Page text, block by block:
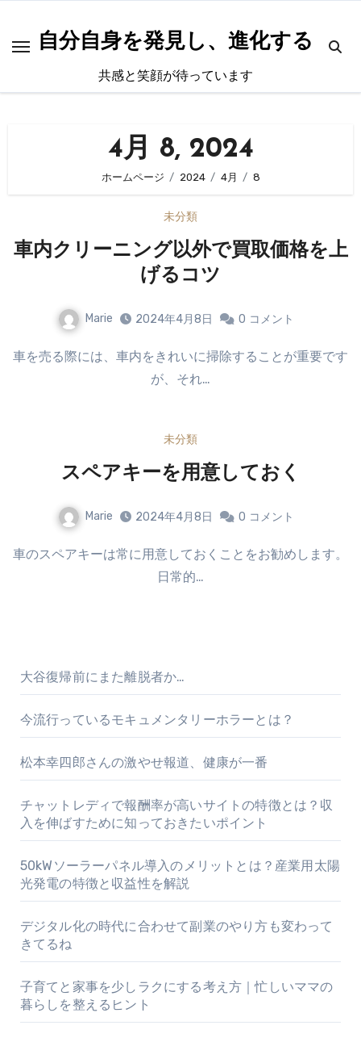
自分自身を発見し、進化する
共感と笑顔が待っています
4月 8, 2024
ホームページ 2024 4月 8
未分類
車内クリーニング以外で買取価格を上
げるコツ
Marie 2024年4月8日 0 コメント
車を売る際には、車内をきれいに掃除することが重要です
が、それ…
未分類
スペアキーを用意しておく
Marie 2024年4月8日 0 コメント
車のスペアキーは常に用意しておくことをお勧めします。
日常的…
大谷復帰前にまた離脱者か…
今流行っているモキュメンタリーホラーとは？
松本幸四郎さんの激やせ報道、健康が一番
チャットレディで報酬率が高いサイトの特徴とは？収
入を伸ばすために知っておきたいポイント
50kWソーラーパネル導入のメリットとは？産業用太陽
光発電の特徴と収益性を解説
デジタル化の時代に合わせて副業のやり方も変わって
きてるね
子育てと家事を少しラクにする考え方｜忙しいママの
暮らしを整えるヒント